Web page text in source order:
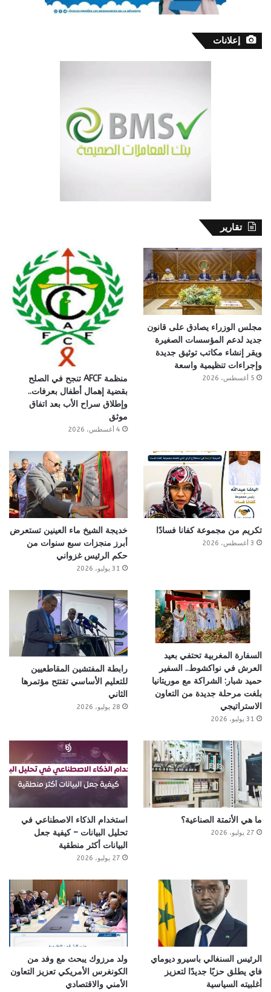
إعلانات
تقارير
مجلس الوزراء يصادق على قانون
جديد لدعم المؤسسات الصغيرة
ويقر إنشاء مكاتب توثيق جديدة
وإجراءات تنظيمية واسعة
5 أغسطس، 2026
منظمة AFCF تنجح في الصلح
بقضية إهمال أطفال بعرفات..
وإطلاق سراح الأب بعد اتفاق
موثق
4 أغسطس، 2026
تكريم من مجموعة كفانا فسادًا
3 أغسطس، 2026
خديجة الشيخ ماء العينين تستعرض
أبرز منجزات سبع سنوات من
حكم الرئيس غزواني
31 يوليو، 2026
السفارة المغربية تحتفي بعيد
العرش في نواكشوط.. السفير
حميد شبار: الشراكة مع موريتانيا
بلغت مرحلة جديدة من التعاون
الاستراتيجي
31 يوليو، 2026
رابطة المفتشين المقاطعيين
للتعليم الأساسي تفتتح مؤتمرها
الثاني
28 يوليو، 2026
ما هي الأتمتة الصناعية؟
27 يوليو، 2026
استخدام الذكاء الاصطناعي في
تحليل البيانات – كيفية جعل
البيانات أكثر منطقية
27 يوليو، 2026
الرئيس السنغالي باسيرو ديوماي
فاي يطلق حزبًا جديدًا لتعزيز
أغلبيته السياسية
ولد مرزوك يبحث مع وفد من
الكونغرس الأمريكي تعزيز التعاون
الأمني والاقتصادي